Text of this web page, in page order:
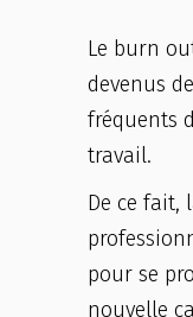
Le burn
devenus
fréquents
travail.
De ce fait,
pour se
nouvelle